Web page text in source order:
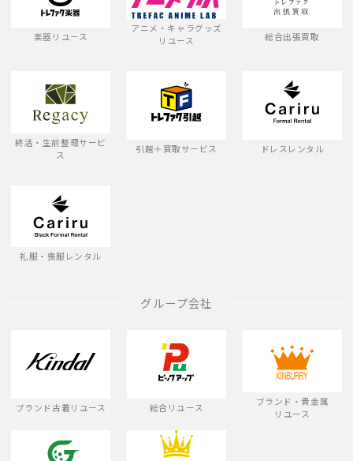
楽器リユース
アニメ・キャラグッズ
リユース
総合出張買取
終活・生前整理サービ
ス
引越＋買取サービス ドレスレンタル
礼服・喪服レンタル
グループ会社
ブランド古着リユース 総合リユース
ブランド・貴金属
リユース